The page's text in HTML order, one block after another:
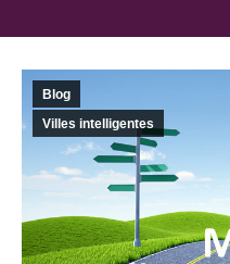
Blog
Villes intelligentes